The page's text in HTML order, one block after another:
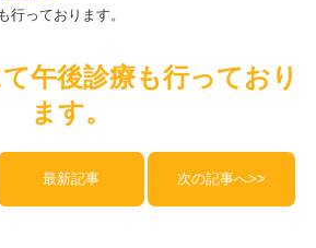
行っております。
午後診療も行っており
ます。
最新記事 次の記事へ>>